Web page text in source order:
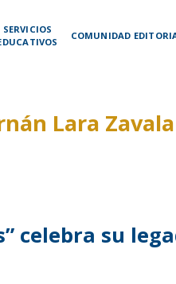
SERVICIOS
COMUNIDAD
Lara
celebra su